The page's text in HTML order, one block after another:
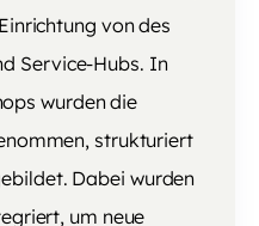
von des
Service-Hubs. In
wurden die
strukturiert
Dabei wurden
um neue